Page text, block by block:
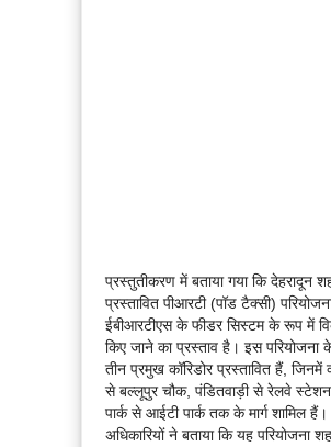
प्रस्तुतीकरण में बताया गया कि देहरादून
प्रस्तावित पीआरटी (पॉड टैक्सी)
ईबीआरटीएस के फीडर सिस्टम के रूप में
किए जाने का प्रस्ताव है। इस परियोजना
तीन प्रमुख कॉरिडोर प्रस्तावित हैं, जिनमें
से बल्लूपुर चौक, पंडितवाड़ी से रेलवे स्टेशन
पार्क से आईटी पार्क तक के मार्ग शामिल हैं।
अधिकारियों ने बताया कि यह परियोजना